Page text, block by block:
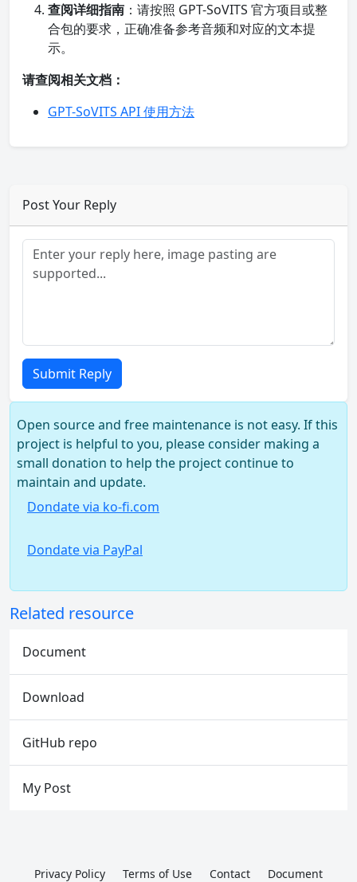
查阅详细指南 ：请按照 GPT-SoVITS 官方项目或整
合包的要求，正确准备参考音频和对应的文本提
示。
请查阅相关文档：
GPT-SoVITS API 使用方法
Post Your Reply
Submit Reply
Open source and free maintenance is not easy. If this
project is helpful to you, please consider making a
small donation to help the project continue to
maintain and update.
Dondate via ko-fi.com
Dondate via PayPal
Related resource
Document
Download
GitHub repo
My Post
Privacy Policy Terms of Use Contact Document